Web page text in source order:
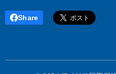
づいていま
すか？登
です。
Share